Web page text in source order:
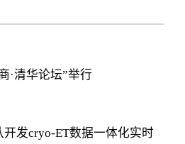
·清华论坛”举行
发cryo-ET数据一体化实时